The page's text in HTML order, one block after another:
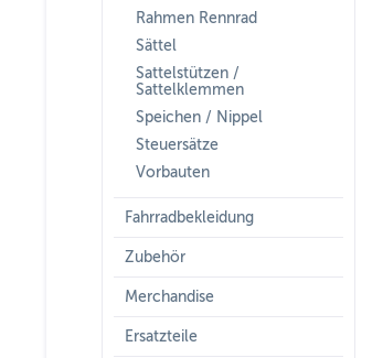
Rahmen Rennrad
Sättel
Sattelstützen /
Sattelklemmen
Speichen / Nippel
Steuersätze
Vorbauten
Fahrradbekleidung
Zubehör
Merchandise
Ersatzteile